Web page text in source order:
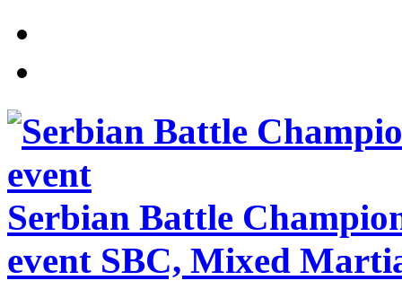
Serbian Battle
event SBC, Mixed